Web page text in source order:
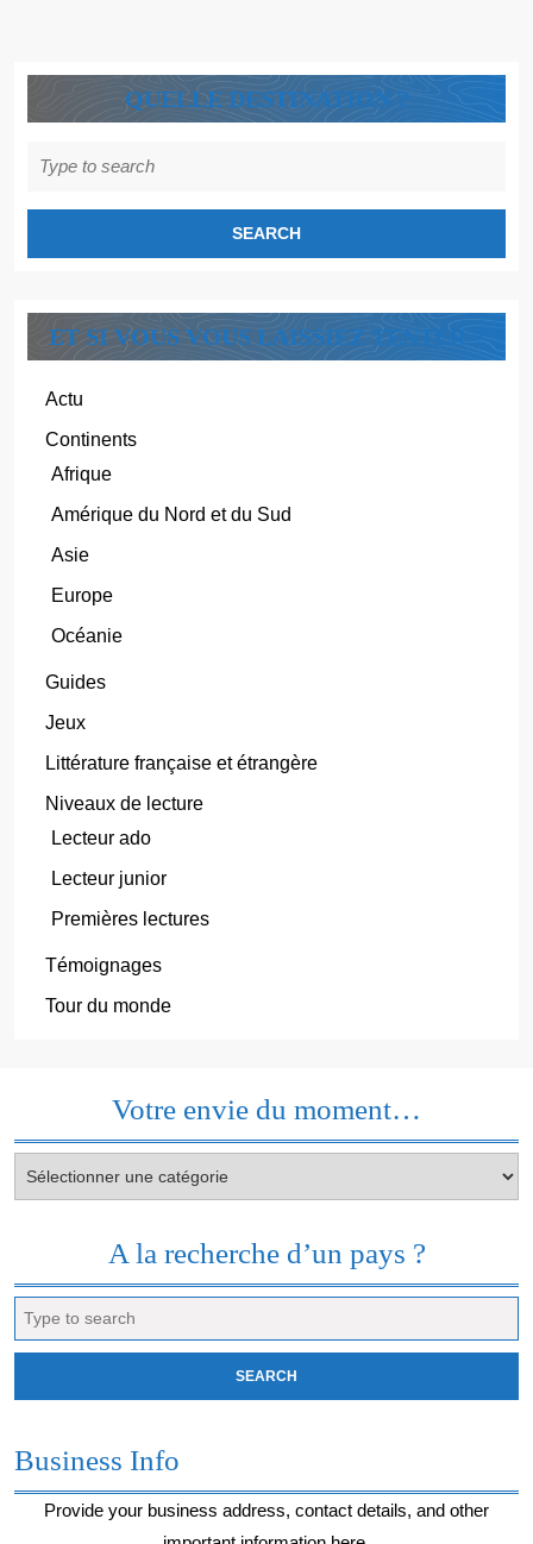
QUELLE DESTINATION ?
for:
ET SI VOUS VOUS LAISSIEZ TENTER ?
Actu
Continents
Afrique
Amérique du Nord et du Sud
Asie
Europe
Océanie
Guides
Jeux
Littérature française et étrangère
Niveaux de lecture
Lecteur ado
Lecteur junior
Premières lectures
Témoignages
Tour du monde
Votre envie du moment…
envie
A la recherche d’un pays ?
for:
Business Info
Provide your business address, contact details, and other